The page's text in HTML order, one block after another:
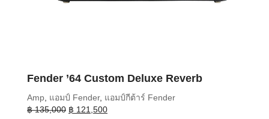
Fender ’64 Custom Deluxe Reverb
Amp แอมป์ Fender, แอมป์กีต้าร์ Fender
฿135,000 Original
฿ 121,500Current